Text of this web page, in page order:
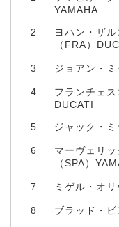
YAMAHA
2
ヨハン・ザル
（FRA）
3 ジョアン・
4
フランチェス
DUCATI
5 ジャック・
6
マーヴェリ
（SPA）
7 ミゲル・オ
8 ブラッド・